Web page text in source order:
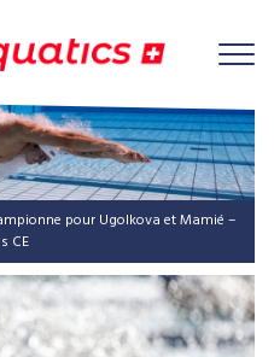
pour Ugol­ko­va et Mamié –
CE